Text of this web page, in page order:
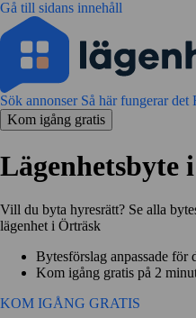
Gå till sidans innehåll
Sök annonser Så här fungerar det
Kom igång gratis
Lägenhetsbyte
Vill du byta hyresrätt? Se alla
lägenhet i Örträsk
Bytesförslag anpassade för
Kom igång gratis på 2
KOM IGÅNG GRATIS